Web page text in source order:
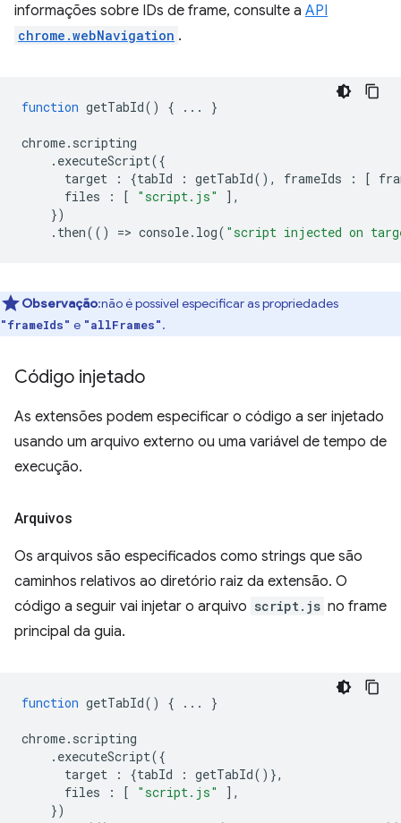
informações sobre IDs de frame, consulte a API
chrome.webNavigation .
function getTabId() { ... }
chrome. scripting
. executeScript({
target
: {tabId : getTabId(), frameIds : [
files
: [ "script.js"
],
})
. then(() => console. log( "script injected on
Observação:não é possível especificar as propriedades
"frameIds" e "allFrames".
Código injetado
As extensões podem especificar o código a ser injetado
usando um arquivo externo ou uma variável de tempo de
execução.
Arquivos
Os arquivos são especificados como strings que são
caminhos relativos ao diretório raiz da extensão. O
código a seguir vai injetar o arquivo script.js no frame
principal da guia.
function getTabId() { ... }
chrome. scripting
. executeScript({
target
: {tabId : getTabId()},
files
: [ "script.js"
],
})